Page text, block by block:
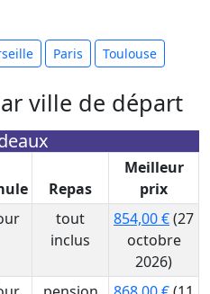
Paris Toulouse
ville de départ
Repas
Meilleur
prix
tout
inclus
854,00 €(27
octobre
2026)